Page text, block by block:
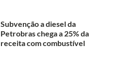
Subvenção a diesel da
Petrobras chega a 25% da
receita com combustível